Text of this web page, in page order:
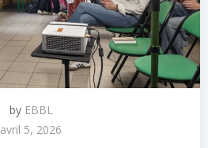
by EBBL
avril 5, 2026